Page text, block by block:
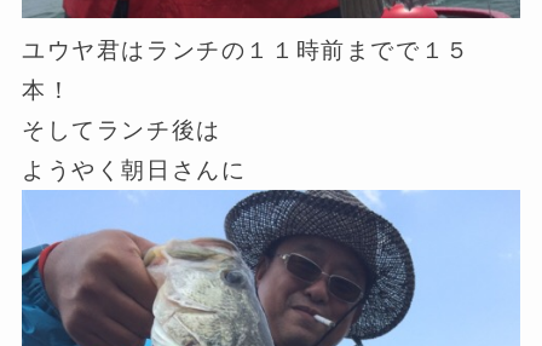
ユウヤ君はランチの１１時前までで１５
本！
そしてランチ後は
ようやく朝日さんに